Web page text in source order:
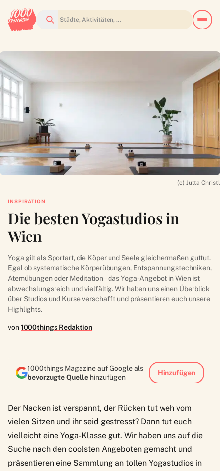
Suchen
(c) Jutta Christl
INSPIRATION
Die besten Yogastudios in
Wien
Yoga gilt als Sportart, die Köper und Seele gleichermaßen guttut.
Egal ob systematische Körperübungen, Entspannungstechniken,
Atemübungen oder Meditation – das Yoga-Angebot in Wien ist
abwechslungsreich und vielfältig. Wir haben uns einen Überblick
über Studios und Kurse verschafft und präsentieren euch unsere
Highlights.
von1000things Redaktion
1000things Magazine auf Google als
bevorzugte Quelle hinzufügen
Hinzufügen
Der Nacken ist verspannt, der Rücken tut weh vom
vielen Sitzen und ihr seid gestresst? Dann tut euch
vielleicht eine Yoga-Klasse gut. Wir haben uns auf die
Suche nach den coolsten Angeboten gemacht und
präsentieren eine Sammlung an tollen Yogastudios in